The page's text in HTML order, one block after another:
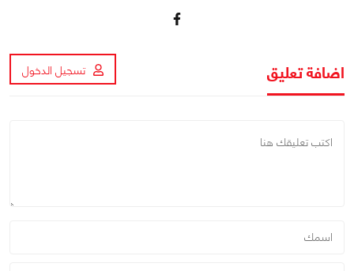
اضافة تعليق تسجيل الدخول